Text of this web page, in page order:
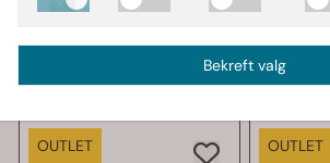
På lager
På lager
OUTLET
OUTLET
Bekreft valg